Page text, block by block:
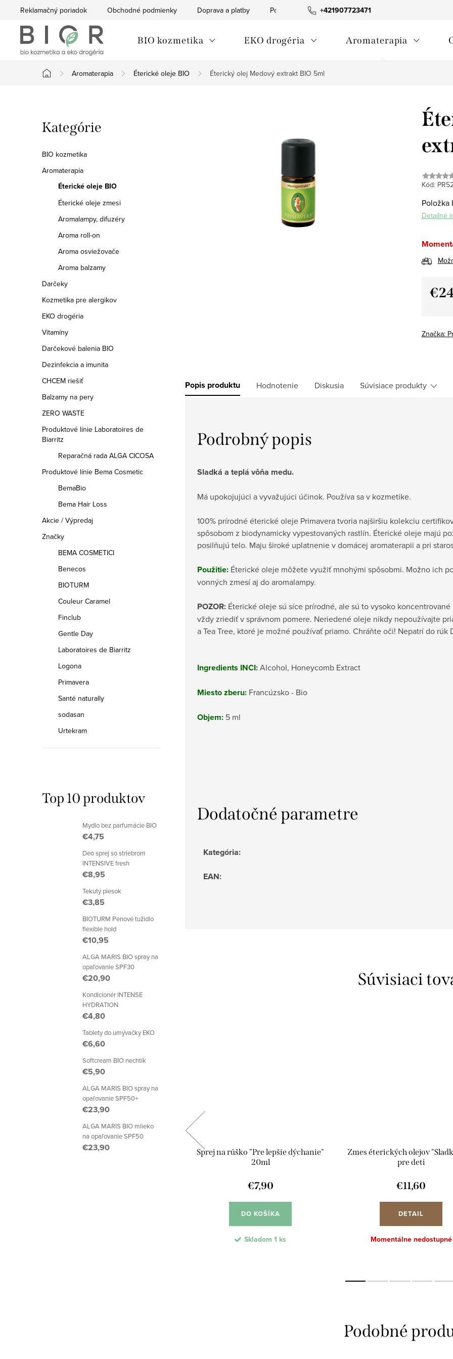
+421907723471
Reklamačný poriadok Obchodné podmienky Doprava a platby Podmienky ochrany osobných údajov
BIO kozmetika EKO drogéria Aromaterapia
Domov
Aromaterapia Éterické oleje BIO Éterický olej Medový extrakt BIO 5ml
o
č
n
l
Preskočiť
kategórie
Kategórie
BIO kozmetika
Aromaterapia
Éterické oleje BIO
Éterické oleje zmesi
Aromalampy, difuzéry
Aroma roll-on
Aroma osviežovače
Aroma balzamy
Darčeky
Kozmetika pre alergikov
EKO drogéria
Vitamíny
Darčekové balenia BIO
Dezinfekcia a imunita
CHCEM riešiť
Balzamy na pery
ZERO WASTE
Produktové línie Laboratoires de
Biarritz
Reparačná rada ALGA CICOSA
Produktové línie Bema Cosmetic
BemaBio
Bema Hair Loss
Akcie / Výpredaj
Značky
BEMA COSMETICI
Benecos
BIOTURM
Couleur Caramel
Finclub
Gentle Day
Laboratoires de Biarritz
Logona
Primavera
Santé naturally
sodasan
Urtekram
Top 10 produktov
Mydlo bez parfumácie BIO
€4,75
Deo sprej so striebrom
INTENSIVE fresh
€8,95
Tekutý piesok
€3,85
BIOTURM Penové tužidlo
flexible hold
€10,95
ALGA MARIS BIO spray na
opaľovanie SPF30
€20,90
Kondicionér INTENSE
HYDRATION
€4,80
Tablety do umývačky EKO
€6,60
Softcream BIO nechtík
€5,90
ALGA MARIS BIO spray na
opaľovanie SPF50+
€23,90
ALGA MARIS BIO mlieko
na opaľovanie SPF50
€23,90
Kód:
Položka
Detailné
Značka:
Popis produktu Hodnotenie Diskusia Súvisiace produkty
Podrobný popis
Sladká a teplá vôňa medu.
Má upokojujúci a vyvažujúci účinok. Používa sa v kozmetike.
100% prírodné éterické oleje Primavera tvoria najširšiu kolekciu
spôsobom z biodynamicky vypestovaných rastlín. Éterické oleje majú
posilňujú telo. Maju široké uplatnenie v domácej aromaterapii a pri
Použitie: Éterické oleje môžete využiť mnohými spôsobmi. Možno ich
vonných zmesí aj do aromalampy.
POZOR: Éterické oleje sú síce prírodné, ale sú to vysoko
vždy zriediť v správnom pomere. Neriedené oleje nikdy nepoužívajte
a Tea Tree, ktoré je možné používať priamo. Chráňte oči! Nepatrí do rúk
Ingredients INCI:Alcohol, Honeycomb Extract
Miesto zberu: Francúzsko - Bio
Objem: 5 ml
Dodatočné parametre
Kategória:
EAN:
Súvisiaci
Darčekový set "Cestovanie s
Sprej na rúško "Pre lepšie dýchanie"
20ml
€7,90
DO KOŠÍKA
Skladom 1 ks
Zmes éterických olejov
pre deti
€11,60
DETAIL
Momentálne nedostupné